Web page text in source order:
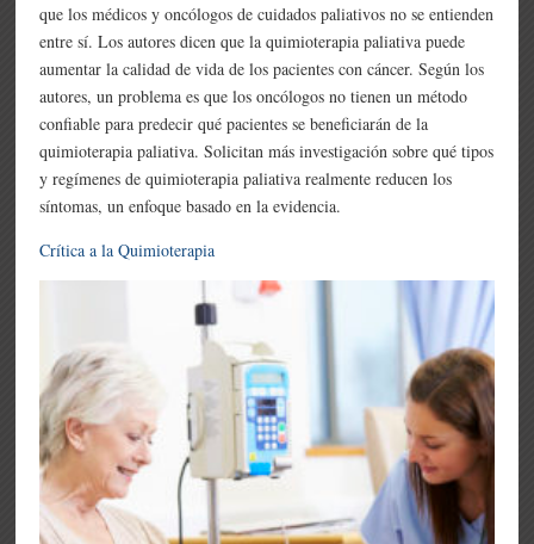
que los médicos y oncólogos de cuidados paliativos no se entienden
entre sí. Los autores dicen que la quimioterapia paliativa puede
aumentar la calidad de vida de los pacientes con cáncer. Según los
autores, un problema es que los oncólogos no tienen un método
confiable para predecir qué pacientes se beneficiarán de la
quimioterapia paliativa. Solicitan más investigación sobre qué tipos
y regímenes de quimioterapia paliativa realmente reducen los
síntomas, un enfoque basado en la evidencia.
Crítica a la Quimioterapia